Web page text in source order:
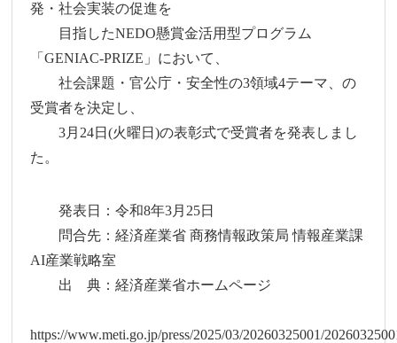
発・社会実装の促進を
目指したNEDO懸賞金活用型プログラム
「GENIAC-PRIZE」において、
社会課題・官公庁・安全性の3領域4テーマ、の
受賞者を決定し、
3月24日(火曜日)の表彰式で受賞者を発表しまし
た。
発表日：令和8年3月25日
問合先：経済産業省 商務情報政策局 情報産業課
AI産業戦略室
出 典：経済産業省ホームページ
https://www.meti.go.jp/press/2025/03/20260325001/